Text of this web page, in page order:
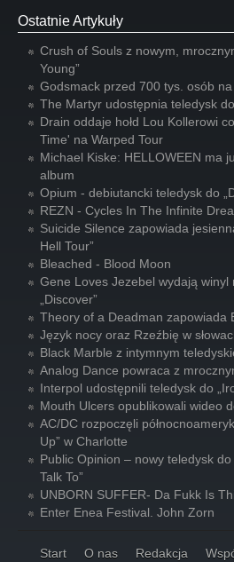
Ostatnie Artykuły
Crush of Souls z nowym,
Young”
Godsmack przed 700 tys. osób
The Martyr udostępnia teledysk
Drain oddaje hołd Lou Kollerowi
Time' na Warped Tour
Michael Kiske: HELLOWEEN ma
album
Opium - debiutancki teledysk do
REZN - Cycles In The Infinite
Suicide Silence zapowiada
Hell Tour”
Bleached - Blood Moon
Gene Loves Jezebel wydają
„Discover”
Theory of a Deadman zapowiada
Język nocy oraz Rzeźbię w
Black Marble z intymnym
Analog Dance powraca z
Interpol udostępnili teledysk do
Mouth Ulcers opublikowali wideo
AC/DC rozpoczęli
Up” w Charlotte
Public Opinion – nowy teledysk
Talk To”
UNBORN SUFFER- Da Fukk Is
Enter Enea Festival. John Zorn
Start O nas Redakcja